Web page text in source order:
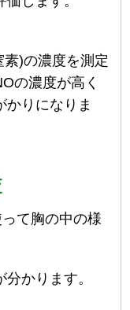
)の濃度を測定
の濃度が高く
かりになりま
て胸の中の様
かります。